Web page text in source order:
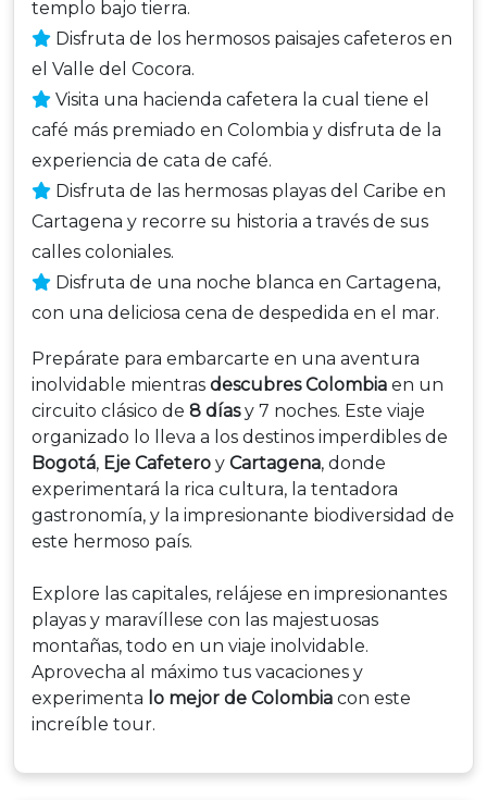
templo bajo tierra.
Disfruta de los hermosos paisajes cafeteros en
el Valle del Cocora.
Visita una hacienda cafetera la cual tiene el
café más premiado en Colombia y disfruta de la
experiencia de cata de café.
Disfruta de las hermosas playas del Caribe en
Cartagena y recorre su historia a través de sus
calles coloniales.
Disfruta de una noche blanca en Cartagena,
con una deliciosa cena de despedida en el mar.
Prepárate para embarcarte en una aventura
inolvidable mientras descubres Colombia en un
circuito clásico de 8 díasy 7 noches. Este viaje
organizado lo lleva a los destinos imperdibles de
Bogotá, Eje Cafetero y Cartagena, donde
experimentará la rica cultura, la tentadora
gastronomía, y la impresionante biodiversidad de
este hermoso país.
Explore las capitales, relájese en impresionantes
playas y maravíllese con las majestuosas
montañas, todo en un viaje inolvidable.
Aprovecha al máximo tus vacaciones y
experimenta lo mejor de Colombia con este
increíble tour.